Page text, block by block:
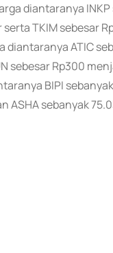
diantaranya INKP
TKIM sebesar
ATIC
sebesar Rp300
BIPI
ASHA sebanyak